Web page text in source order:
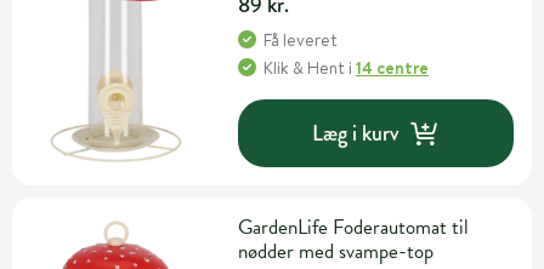
Få leveret
Klik & Hent i14 centre
Læg i kurv
GardenLife Foderautomat til
nødder med svampe-top